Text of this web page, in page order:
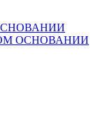
ОСНОВАНИИ